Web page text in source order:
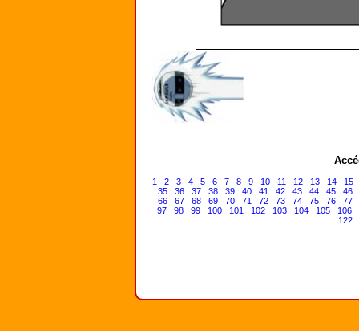
1 2 3 4 5 6 7 8 9 10 11 12 13 14
15
35
36 37 38 39 40 41 42 43 44 45
46
66
67 68 69 70 71 72 73 74 75 76
77
97
98 99 100 101 102 103 104 105
106
122